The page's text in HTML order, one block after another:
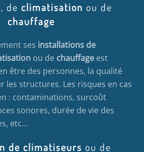
, de climatisation ou de
chauffage
ses installations de
ou de chauffage est
être des personnes, la qualité
les structures. Les risques en cas
: contaminations, surcoût
sonores, durée de vie des
etc…
de climatiseurs ou de